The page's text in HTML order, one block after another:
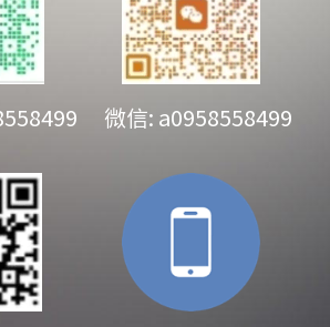
   微信: a0958558499